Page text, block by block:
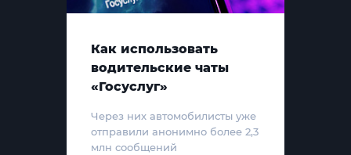
Как использовать
водительские чаты
«Госуслуг»
Через них автомобилисты уже
отправили анонимно более 2,3
млн сообщений